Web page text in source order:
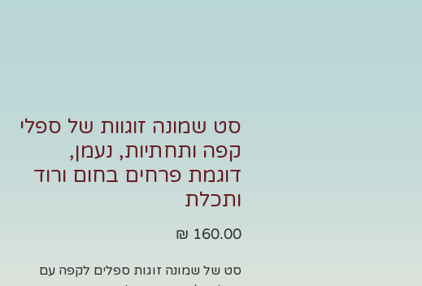
סט שמונה זוגוות של ספלי
קפה ותחתיות, נעמן,
דוגמת פרחים בחום ורוד
ותכלת
סט של שמונה זוגות ספלים לקפה עם